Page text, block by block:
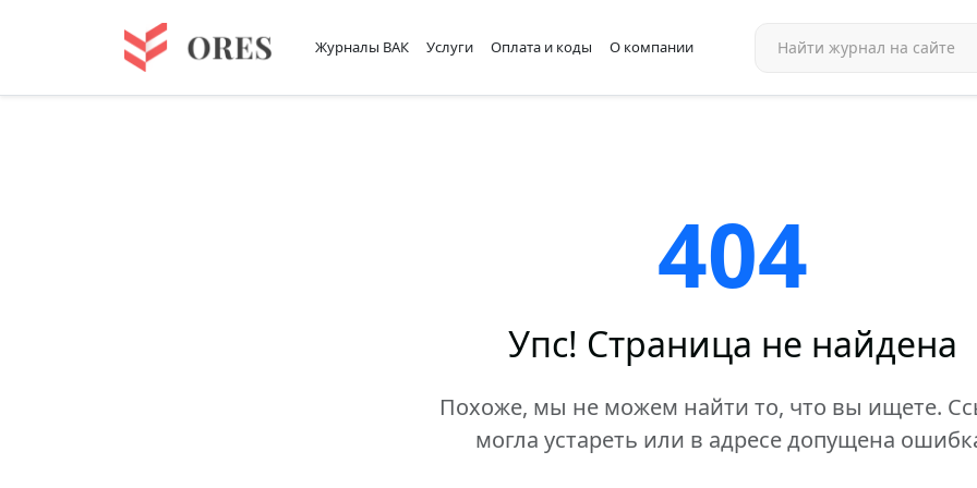
Журналы ВАК Услуги Оплата и коды О компании
404
Упс! Страница не найдена
Похоже, мы не можем найти то, что вы ищете.
могла устареть или в адресе допущена